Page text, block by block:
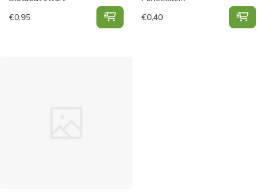
€0,95 Slotbout zwart toevoegen aan
€0,40